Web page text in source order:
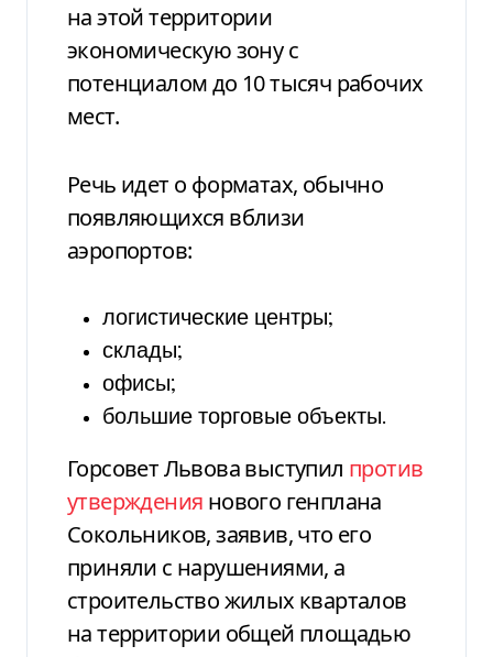
на этой территории
экономическую зону с
потенциалом до 10 тысяч рабочих
мест.
Речь идет о форматах, обычно
появляющихся вблизи
аэропортов:
логистические центры;
склады;
офисы;
большие торговые объекты.
Горсовет Львова выступил против
утверждения нового генплана
Сокольников, заявив, что его
приняли с нарушениями, а
строительство жилых кварталов
на территории общей площадью